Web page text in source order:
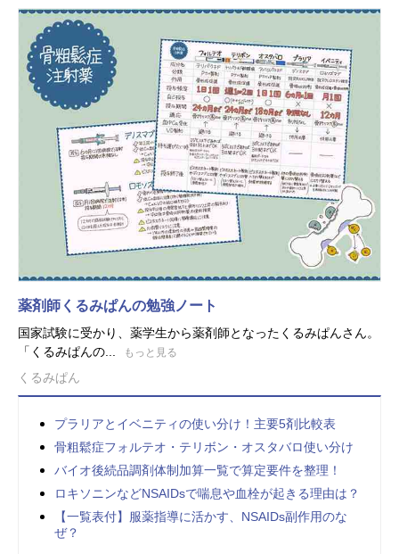
薬剤師くるみぱんの勉強ノート
国家試験に受かり、薬学生から薬剤師となったくるみぱんさん。
「くるみぱんの...
もっと見る
くるみぱん
プラリアとイベニティの使い分け！主要5剤比較表
骨粗鬆症フォルテオ・テリボン・オスタバロ使い分け
バイオ後続品調剤体制加算一覧で算定要件を整理！
ロキソニンなどNSAIDsで喘息や血栓が起きる理由は？
【一覧表付】服薬指導に活かす、NSAIDs副作用のな
ぜ？